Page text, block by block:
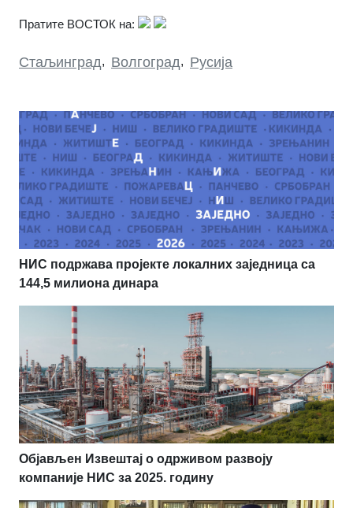
Пратите ВОСТОК на:
Стаљинград, Волгоград, Русија
НИС подржава пројекте локалних заједница са
144,5 милиона динара
Објављен Извештај о одрживом развоју
компаније НИС за 2025. годину